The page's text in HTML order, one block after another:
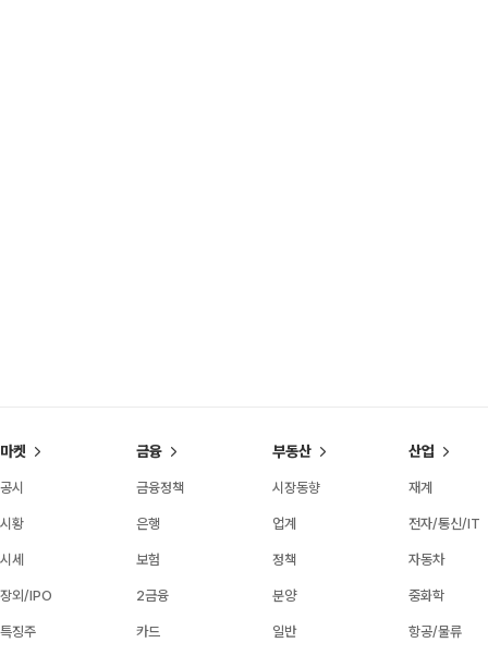
마켓
공시
시황
시세
장외/IPO
특징주
금융
금융정책
은행
보험
2금융
카드
부동산
시장동향
업계
정책
분양
일반
산업
재계
전자/통신/IT
자동차
중화학
항공/물류